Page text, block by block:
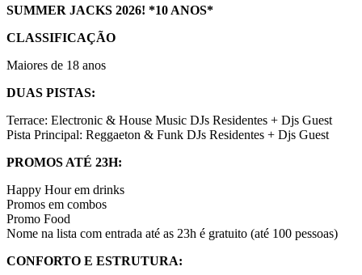
SUMMER JACKS 2026! *10 ANOS*
CLASSIFICAÇÃO
Maiores de 18 anos
DUAS PISTAS:
Terrace: Electronic & House Music DJs Residentes + Djs Guest
Pista Principal: Reggaeton & Funk DJs Residentes + Djs Guest
PROMOS ATÉ 23H:
Happy Hour em drinks
Promos em combos
Promo Food
Nome na lista com entrada até as 23h é gratuito (até 100 pessoas)
CONFORTO E ESTRUTURA: